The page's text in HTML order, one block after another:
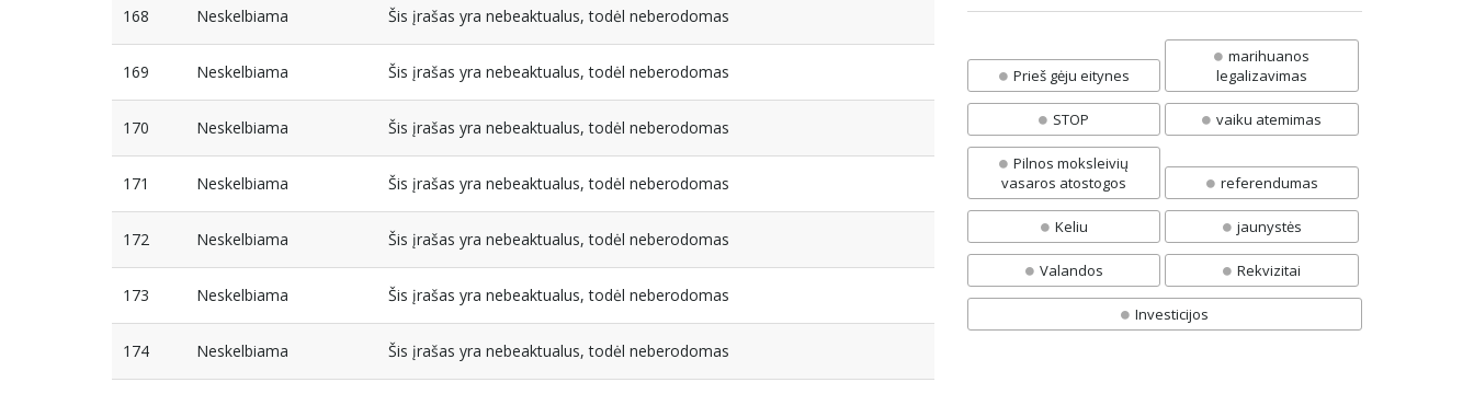
168 Neskelbiama Šis įrašas yra nebeaktualus, todėl neberodomas
169 Neskelbiama Šis įrašas yra nebeaktualus, todėl neberodomas
170 Neskelbiama Šis įrašas yra nebeaktualus, todėl neberodomas
171 Neskelbiama Šis įrašas yra nebeaktualus, todėl neberodomas
172 Neskelbiama Šis įrašas yra nebeaktualus, todėl neberodomas
173 Neskelbiama Šis įrašas yra nebeaktualus, todėl neberodomas
174 Neskelbiama Šis įrašas yra nebeaktualus, todėl neberodomas
Prieš gėju eitynes
marihuanos
legalizavimas
STOP vaiku atemimas
Pilnos moksleivių
vasaros atostogos
referendumas
Keliu jaunystės
Valandos Rekvizitai
Investicijos